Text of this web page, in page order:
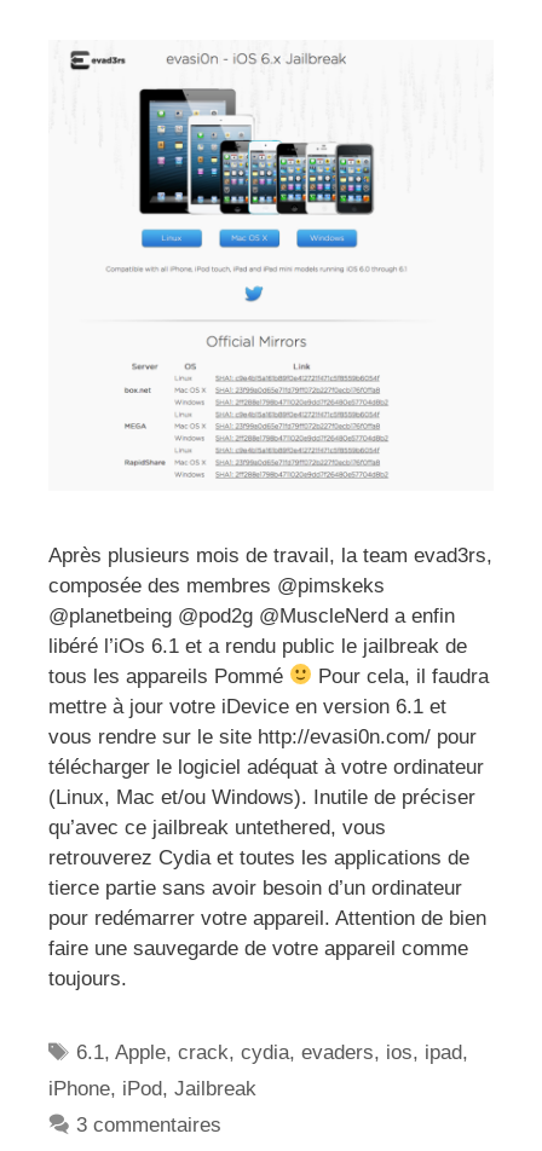
Après plusieurs mois de travail, la team evad3rs,
composée des membres @pimskeks
@planetbeing @pod2g @MuscleNerd a enfin
libéré l’iOs 6.1 et a rendu public le jailbreak de
tous les appareils Pommé
Pour cela, il faudra
mettre à jour votre iDevice en version 6.1 et
vous rendre sur le site http://evasi0n.com/ pour
télécharger le logiciel adéquat à votre ordinateur
(Linux, Mac et/ou Windows). Inutile de préciser
qu’avec ce jailbreak untethered, vous
retrouverez Cydia et toutes les applications de
tierce partie sans avoir besoin d’un ordinateur
pour redémarrer votre appareil. Attention de bien
faire une sauvegarde de votre appareil comme
toujours.
Étiquettes
6.1,Apple,crack,cydia,evaders, ios, ipad,
iPhone, iPod, Jailbreak
3 commentaires